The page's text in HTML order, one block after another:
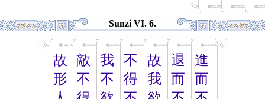
Sunzi VI. 6.
故
形
敵
不
我
不
不
得
故
我
退
而
進
而